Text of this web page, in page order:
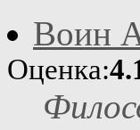
Воин
Оценка: